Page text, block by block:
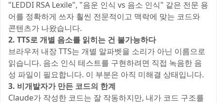
"LEDDI RSA Lexile", "음운 인식 vs 음소 인식" 같은 전문 용
어를 정확하게 쓰자 훨씬 전문적이고 맥락에 맞는 코드와
콘텐츠가 나왔습니다.
2. TTS로 개별 음소를 읽히는 건 불가능하다
브라우저 내장 TTS는 개별 알파벳을 소리가 아닌 이름으로
읽습니다. 음소 인식 테스트를 구현하려면 직접 녹음한 음
성 파일이 필요합니다. 이 부분은 아직 미해결 상태입니다.
3. 비개발자가 만든 코드의 한계
Claude가 작성한 코드는 잘 작동하지만, 내가 코드 구조를